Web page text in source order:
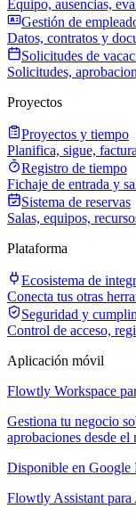
Equipo, ausencias,
Gestión de
Datos, contratos y
Solicitudes de
Solicitudes,
Proyectos
Proyectos y tiempo
Planifica, sigue, factura
Registro de tiempo
Fichaje de entrada y
Sistema de reservas
Salas, equipos,
Plataforma
Ecosistema de
Conecta tus otras
Seguridad y
Control de acceso,
Aplicación móvil
Flowtly Workspace
Gestiona tu negocio
aprobaciones desde el
Disponible en
Flowtly Assistant para